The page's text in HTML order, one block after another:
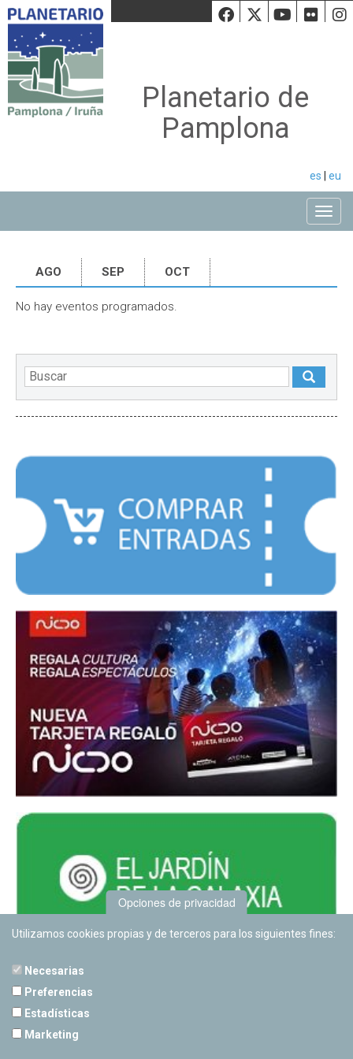
Facebook
Twiiter
Planetario de
Pamplona
es eu
AGO SEP OCT
No hay eventos programados.
Opciones de privacidad
Utilizamos cookies propias y de terceros para los siguientes fines:
Necesarias
Preferencias
Estadísticas
Marketing